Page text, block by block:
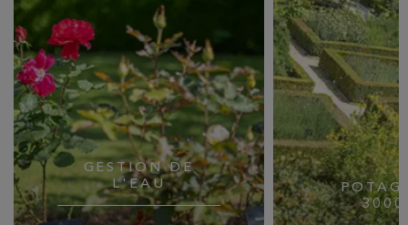
GESTION DE
L'EAU
3000